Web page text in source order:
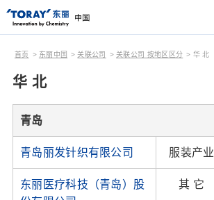
首页 东丽中国 关联公司 关联公司 按地区区分 华 北
华 北
青岛
青岛丽发针织有限公司 服装产业
东丽医疗科技（青岛）股
其 它